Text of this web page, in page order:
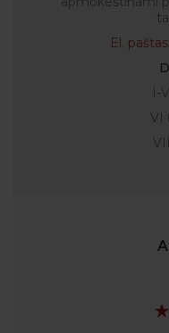
El. paštas:
I-
VI